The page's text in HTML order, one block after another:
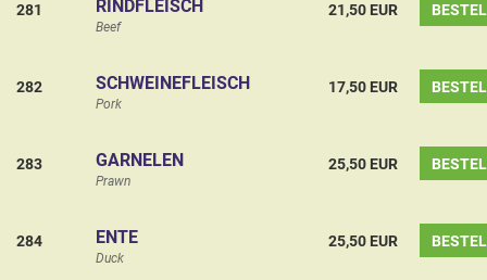
281 RINDFLEISCH
Beef
21,50 EUR
282 SCHWEINEFLEISCH
Pork
17,50 EUR
283 GARNELEN
Prawn
25,50 EUR
284 ENTE
Duck
25,50 EUR